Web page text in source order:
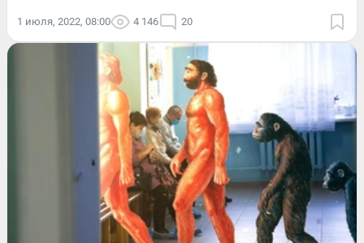
1 июля, 2022, 08:00 4 146 20